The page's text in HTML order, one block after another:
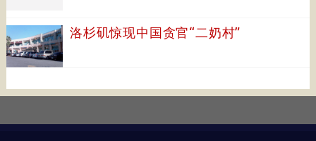
洛杉矶惊现中国贪官“二奶村”